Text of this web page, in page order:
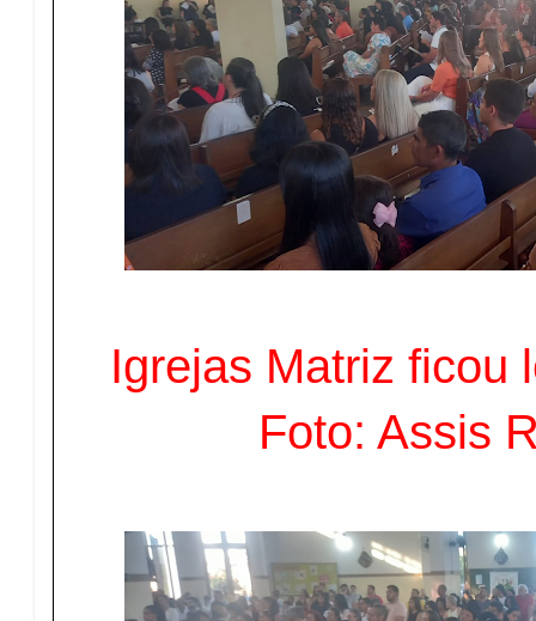
Igrejas Matriz ficou
Foto: Assis